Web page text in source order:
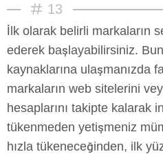
13
İlk olarak belirli markaların
ederek başlayabilirsiniz.
kaynaklarına ulaşmanızda
markaların web sitelerini
hesaplarını takipte kalarak
tükenmeden yetişmeniz
hızla tükeneceğinden, ilk